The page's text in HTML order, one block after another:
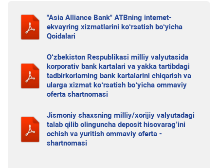
"Asia Alliance Bank" ATBning internet-
ekvayring xizmatlarini ko‘rsatish bo‘yicha
Qoidalari
O‘zbekiston Respublikasi milliy valyutasida
korporativ bank kartalari va yakka tartibdagi
tadbirkorlarning bank kartalarini chiqarish va
ularga xizmat ko‘rsatish bo‘yicha ommaviy
oferta shartnomasi
Jismoniy shaxsning milliy/xorijiy valyutadagi
talab qilib olinguncha deposit hisovarag’ini
ochish va yuritish ommaviy oferta -
shartnomasi